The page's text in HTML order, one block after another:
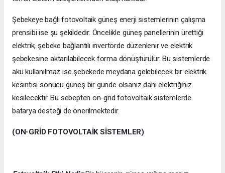
Şebekeye bağlı fotovoltaik güneş enerji sistemlerinin çalışma
prensibi ise şu şekildedir. Öncelikle güneş panellerinin ürettiği
elektrik, şebeke bağlantılı invertörde düzenlenir ve elektrik
şebekesine aktarılabilecek forma dönüştürülür. Bu sistemlerde
akü kullanılmaz ise şebekede meydana gelebilecek bir elektrik
kesintisi sonucu güneş bir günde olsanız dahi elektriğiniz
kesilecektir. Bu sebepten on-grid fotovoltaik sistemlerde
batarya desteği de önerilmektedir.
(ON-GRİD FOTOVOLTAİK SİSTEMLER)